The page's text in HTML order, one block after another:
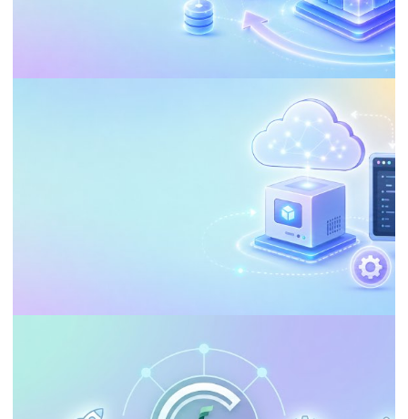
ANALYSIS SERVICES (SSAS)
Guia Definitivo: Otimizando o
Processamento de Dados no Azure
Como instalar e configurar o PHP numa
máquina virtual do Azure
18 de maio de 2026 34 min de leitura